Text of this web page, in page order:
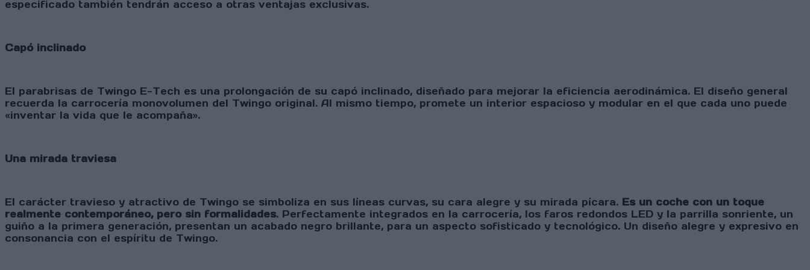
especificado también tendrán acceso a otras ventajas exclusivas.
Capó inclinado
El parabrisas de Twingo E-Tech es una prolongación de su capó inclinado, diseñado para mejorar la eficiencia aerodinámica. El diseño general
recuerda la carrocería monovolumen del Twingo original. Al mismo tiempo, promete un interior espacioso y modular en el que cada uno puede
«inventar la vida que le acompaña».
Una mirada traviesa
El carácter travieso y atractivo de Twingo se simboliza en sus líneas curvas, su cara alegre y su mirada pícara. Es un coche con un toque
realmente contemporáneo, pero sin formalidades. Perfectamente integrados en la carrocería, los faros redondos LED y la parrilla sonriente, un
guiño a la primera generación, presentan un acabado negro brillante, para un aspecto sofisticado y tecnológico. Un diseño alegre y expresivo en
consonancia con el espíritu de Twingo.